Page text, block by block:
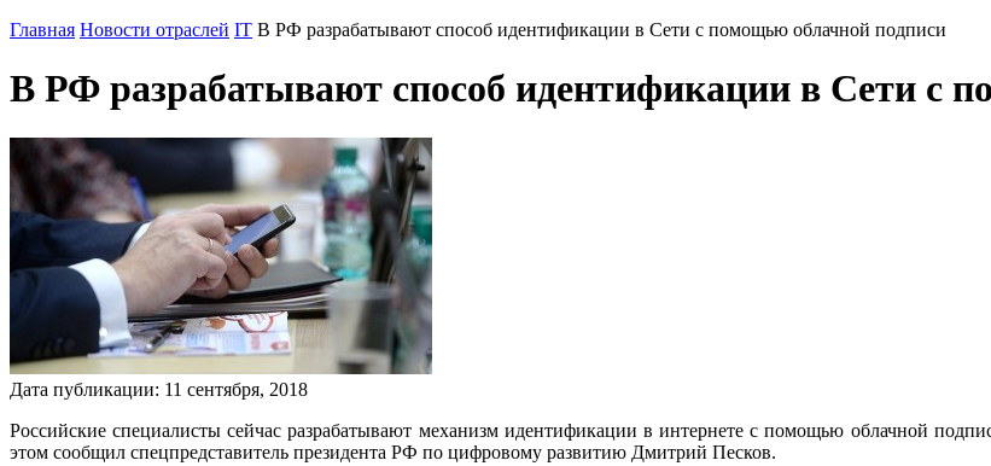
Главная Новости отраслей IT В РФ разрабатывают способ идентификации в Сети с помощью облачной подписи
В РФ разрабатывают способ идентификации в Сети с
Дата публикации: 11 сентября, 2018
Российские специалисты сейчас разрабатывают механизм идентификации в интернете с помощью облачной
этом сообщил спецпредставитель президента РФ по цифровому развитию Дмитрий Песков.